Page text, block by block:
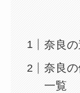
奈良
奈良
一覧